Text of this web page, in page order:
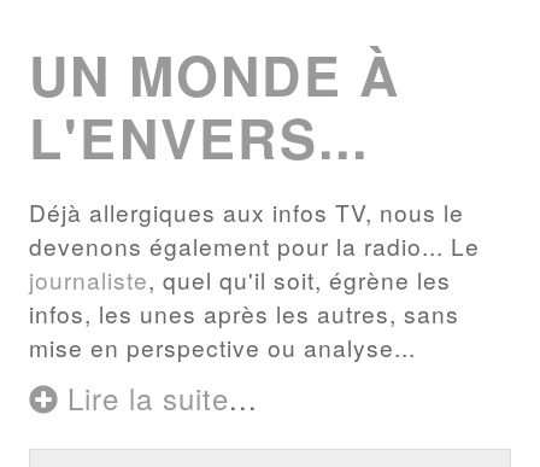
UN MONDE À
L'ENVERS...
Déjà allergiques aux infos TV, nous le
devenons également pour la radio... Le
journaliste, quel qu'il soit, égrène les
infos, les unes après les autres, sans
mise en perspective ou analyse...
Lire la suite...